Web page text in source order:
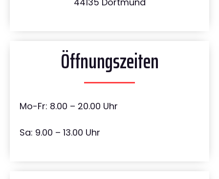
Öffnungszeiten
Mo-Fr: 8.00 – 20.00 Uhr
Sa: 9.00 – 13.00 Uhr